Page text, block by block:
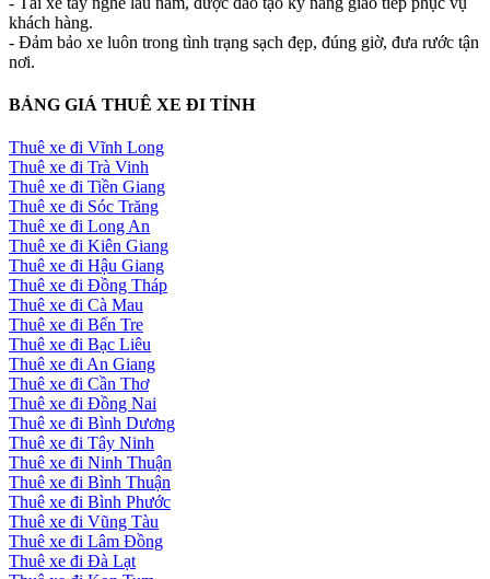
khách hàng.
- Đảm bảo xe luôn trong tình trạng sạch đẹp, đúng giờ, đưa rước tận
nơi.
BẢNG GIÁ THUÊ XE ĐI TỈNH
Thuê xe đi Vĩnh Long
Thuê xe đi Trà Vinh
Thuê xe đi Tiền Giang
Thuê xe đi Sóc Trăng
Thuê xe đi Long An
Thuê xe đi Kiên Giang
Thuê xe đi Hậu Giang
Thuê xe đi Đồng Tháp
Thuê xe đi Cà Mau
Thuê xe đi Bến Tre
Thuê xe đi Bạc Liêu
Thuê xe đi An Giang
Thuê xe đi Cần Thơ
Thuê xe đi Đồng Nai
Thuê xe đi Bình Dương
Thuê xe đi Tây Ninh
Thuê xe đi Ninh Thuận
Thuê xe đi Bình Thuận
Thuê xe đi Bình Phước
Thuê xe đi Vũng Tàu
Thuê xe đi Lâm Đồng
Thuê xe đi Đà Lạt